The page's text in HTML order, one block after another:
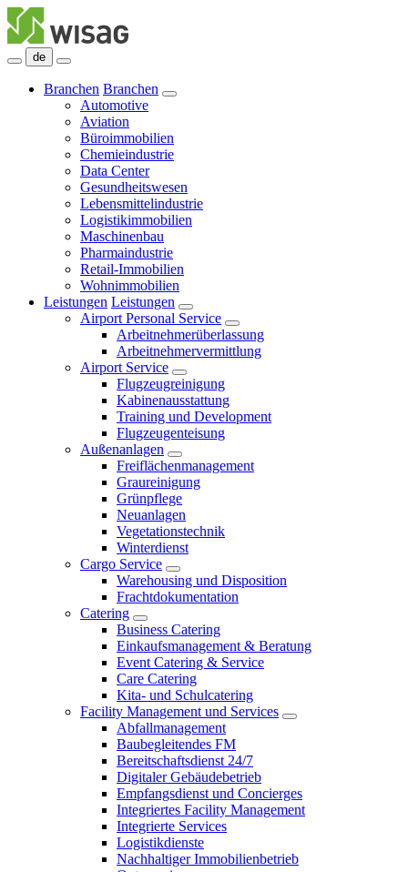
de
Branchen Branchen
Automotive
Aviation
Büroimmobilien
Chemieindustrie
Data Center
Gesundheitswesen
Lebensmittelindustrie
Logistikimmobilien
Maschinenbau
Pharmaindustrie
Retail-Immobilien
Wohnimmobilien
Leistungen Leistungen
Airport Personal Service
Arbeitnehmerüberlassung
Arbeitnehmervermittlung
Airport Service
Flugzeugreinigung
Kabinenausstattung
Training und Development
Flugzeugenteisung
Außenanlagen
Freiflächenmanagement
Graureinigung
Grünpflege
Neuanlagen
Vegetationstechnik
Winterdienst
Cargo Service
Warehousing und Disposition
Frachtdokumentation
Catering
Business Catering
Einkaufsmanagement & Beratung
Event Catering & Service
Care Catering
Kita- und Schulcatering
Facility Management und Services
Abfallmanagement
Baubegleitendes FM
Bereitschaftsdienst 24/7
Digitaler Gebäudebetrieb
Empfangsdienst und Concierges
Integriertes Facility Management
Integrierte Services
Logistikdienste
Nachhaltiger Immobilienbetrieb